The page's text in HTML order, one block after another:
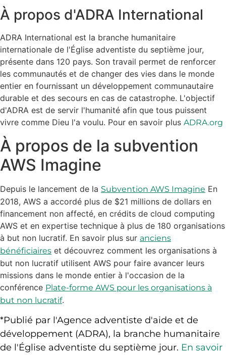
À propos d'ADRA International
ADRA International est la branche humanitaire
internationale de l'Église adventiste du septième jour,
présente dans 120 pays. Son travail permet de renforcer
les communautés et de changer des vies dans le monde
entier en fournissant un développement communautaire
durable et des secours en cas de catastrophe. L'objectif
d'ADRA est de servir l'humanité afin que tous puissent
vivre comme Dieu l'a voulu. Pour en savoir plus ADRA.org
À propos de la subvention
AWS Imagine
Depuis le lancement de la Subvention AWS Imagine En
2018, AWS a accordé plus de $21 millions de dollars en
financement non affecté, en crédits de cloud computing
AWS et en expertise technique à plus de 180 organisations
à but non lucratif. En savoir plus sur anciens
bénéficiaires et découvrez comment les organisations à
but non lucratif utilisent AWS pour faire avancer leurs
missions dans le monde entier à l'occasion de la
conférence Plate-forme AWS pour les organisations à
but non lucratif.
*Publié par l'Agence adventiste d'aide et de
développement (ADRA), la branche humanitaire
de l'Église adventiste du septième jour. En savoir